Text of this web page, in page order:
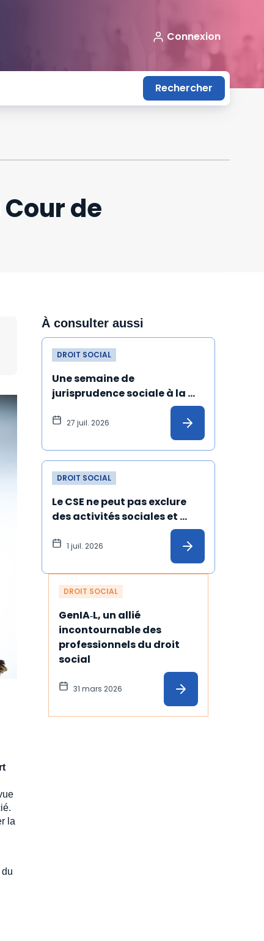
Connexion
Rechercher
de
la
À consulter aussi
DROIT SOCIAL
Une semaine de
jurisprudence sociale à la
27 juil. 2026
DROIT SOCIAL
Le CSE ne peut pas exclure
des activités sociales et
absents depuis un certain
1 juil. 2026
DROIT SOCIAL
GenIA‑L, un allié
incontournable des
professionnels du droit
social
31 mars 2026